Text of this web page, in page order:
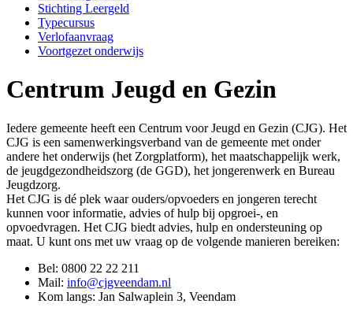
Stichting Leergeld
Typecursus
Verlofaanvraag
Voortgezet onderwijs
Centrum Jeugd en Gezin
Iedere gemeente heeft een Centrum voor Jeugd en Gezin (CJG). Het
CJG is een samenwerkingsverband van de gemeente met onder
andere het onderwijs (het Zorgplatform), het maatschappelijk werk,
de jeugdgezondheidszorg (de GGD), het jongerenwerk en Bureau
Jeugdzorg.
Het CJG is dé plek waar ouders/opvoeders en jongeren terecht
kunnen voor informatie, advies of hulp bij opgroei-, en
opvoedvragen. Het CJG biedt advies, hulp en ondersteuning op
maat. U kunt ons met uw vraag op de volgende manieren bereiken:
Bel: 0800 22 22 211
Mail: info@cjgveendam.nl
Kom langs: Jan Salwaplein 3, Veendam